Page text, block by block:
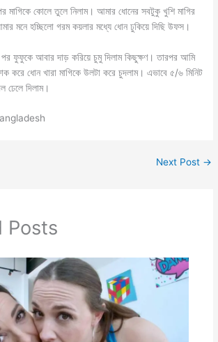
মাগিকে কোলে তুলে নিলাম। আমার ধোনের সবটুকু খুশি মাগির
মনে হচ্ছিলো গরম কয়লার মধ্যে ধোন ঢুকিয়ে দিছি উফস।
পর ফুফুকে আবার দাড় করিয়ে চুমু দিলাম কিছুক্ষণ। তারপর আমি
করে ধোন খারা মাগিকে উলটা করে চুদলাম। এভাবে ৫/৬ মিনিট
ঢেলে দিলাম।
Next Post →
Posts